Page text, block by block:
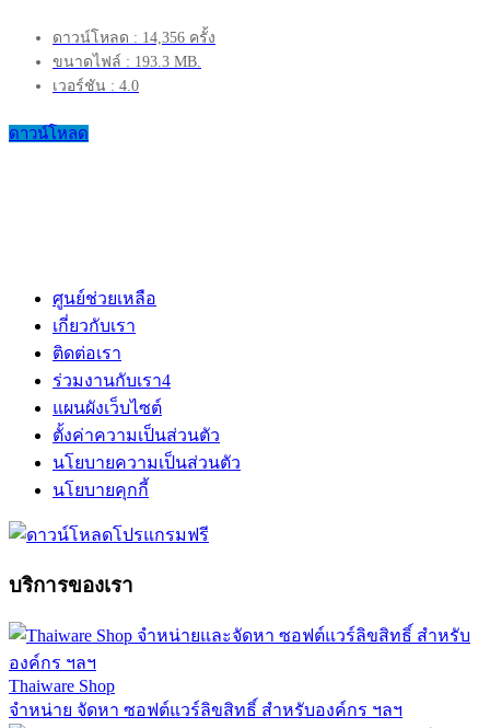
ดาวน์โหลด : 14,356 ครั้ง
ขนาดไฟล์ : 193.3 MB.
เวอร์ชัน : 4.0
ดาวน์โหลด
ศูนย์ช่วยเหลือ
เกี่ยวกับเรา
ติดต่อเรา
ร่วมงานกับเรา4
แผนผังเว็บไซต์
ตั้งค่าความเป็นส่วนตัว
นโยบายความเป็นส่วนตัว
นโยบายคุกกี้
บริการของเรา
Thaiware Shop
จำหน่าย จัดหา ซอฟต์แวร์ลิขสิทธิ์ สำหรับองค์กร ฯลฯ